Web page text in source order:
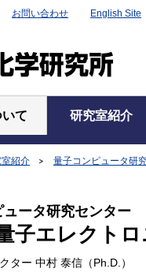
お問い合わせ English Site
て 研究室紹介
紹介 量子コンピュータ研
ータ研究センター
子エレクト
ター 中村 泰信（Ph.D.）